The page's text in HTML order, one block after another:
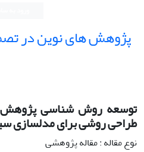
پژوهش های نوین در
توسعه روش شناسی پژوهش
طراحی روشی برای مدلسازی
نوع مقاله : مقاله پژوهشی